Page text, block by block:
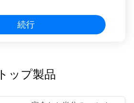
続行
トップ製品